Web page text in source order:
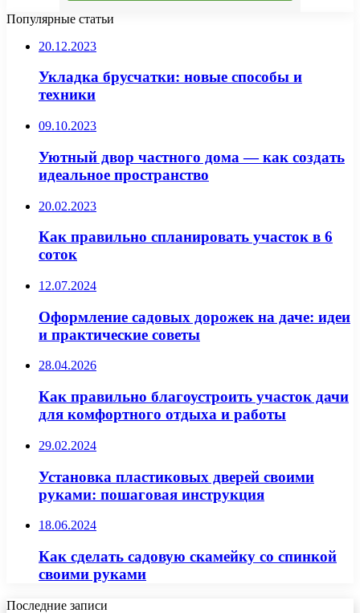
Популярные статьи
20.12.2023
Укладка брусчатки: новые способы и
техники
09.10.2023
Уютный двор частного дома — как создать
идеальное пространство
20.02.2023
Как правильно спланировать участок в 6
соток
12.07.2024
Оформление садовых дорожек на даче: идеи
и практические советы
28.04.2026
Как правильно благоустроить участок дачи
для комфортного отдыха и работы
29.02.2024
Установка пластиковых дверей своими
руками: пошаговая инструкция
18.06.2024
Как сделать садовую скамейку со спинкой
своими руками
Последние записи